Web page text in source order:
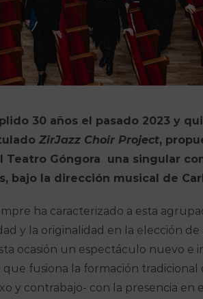
30 años el pasado 2023 y
ZirJazz Choir Project,
Teatro Góngora una singular
bajo la dirección musical de
ha caracterizado a esta
y la originalidad en la elección
ocasión un espectáculo nuevo e
fusiona la formación tradicional
y contrabajo- con la presencia en